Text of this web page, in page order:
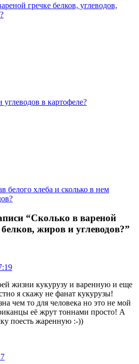
гречке белков, углеводов,
в картофеле?
белого хлеба и сколько в нем
“Сколько в вареной
жиров и углеводов?”
жизни кукурузу и варенную и еще
я скажу не фанат кукурузы!
чем то для человека но это не мой
её жрут тоннами просто! А
поесть жаренную :-))